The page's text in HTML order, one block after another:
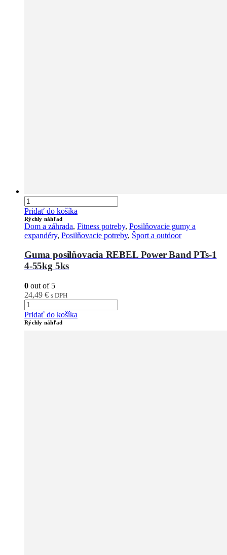
Pridať do košíka
Rýchly náhľad
Dom a záhrada, Fitness potreby, Posilňovacie gumy a
expandéry, Posilňovacie potreby, Šport a outdoor
Guma posilňovacia REBEL Power Band PTs-1
4-55kg 5ks
0 out of 5
24,49 € s DPH
Pridať do košíka
Rýchly náhľad